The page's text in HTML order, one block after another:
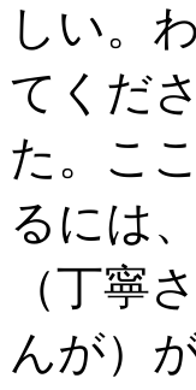
しい。
てくだ
た。こ
るには
（丁寧
んが）